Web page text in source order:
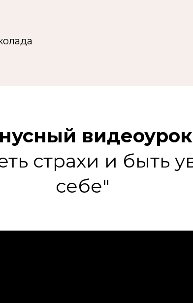
видеоурок
страхи и быть
себе"